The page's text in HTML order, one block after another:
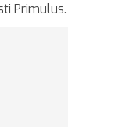
Primulus.